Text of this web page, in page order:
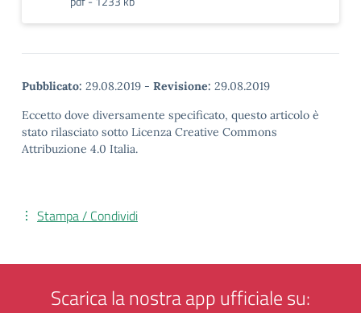
Pubblicato: 29.08.2019 - Revisione: 29.08.2019
Eccetto dove diversamente specificato, questo articolo è
stato rilasciato sotto Licenza Creative Commons
Attribuzione 4.0 Italia.
Stampa / Condividi
Scarica la nostra app ufficiale su: